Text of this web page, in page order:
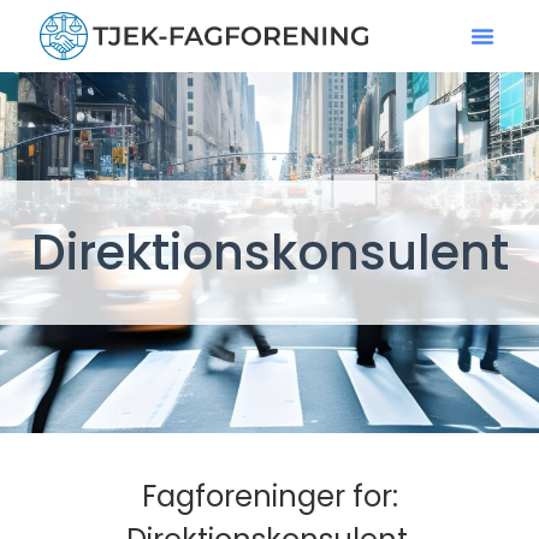
Direktionskonsulent
Fagforeninger for: